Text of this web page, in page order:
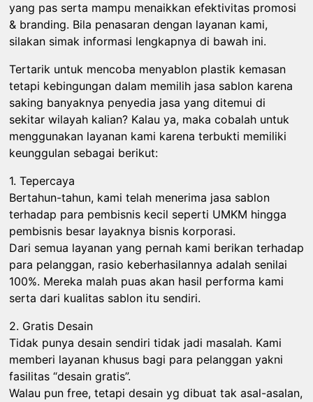
yang pas serta mampu menaikkan efektivitas promosi
& branding. Bila penasaran dengan layanan kami,
silakan simak informasi lengkapnya di bawah ini.
Tertarik untuk mencoba menyablon plastik kemasan
tetapi kebingungan dalam memilih jasa sablon karena
saking banyaknya penyedia jasa yang ditemui di
sekitar wilayah kalian? Kalau ya, maka cobalah untuk
menggunakan layanan kami karena terbukti memiliki
keunggulan sebagai berikut:
1. Tepercaya
Bertahun-tahun, kami telah menerima jasa sablon
terhadap para pembisnis kecil seperti UMKM hingga
pembisnis besar layaknya bisnis korporasi.
Dari semua layanan yang pernah kami berikan terhadap
para pelanggan, rasio keberhasilannya adalah senilai
100%. Mereka malah puas akan hasil performa kami
serta dari kualitas sablon itu sendiri.
2. Gratis Desain
Tidak punya desain sendiri tidak jadi masalah. Kami
memberi layanan khusus bagi para pelanggan yakni
fasilitas “desain gratis”.
Walau pun free, tetapi desain yg dibuat tak asal-asalan,